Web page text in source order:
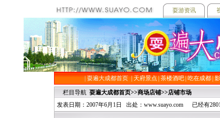
耍游资讯
耍遍大成都首页 | 天府景点 | 茶楼酒吧 | 吃在成都 |
栏目导航 耍遍大成都首页>>商场店铺>>店铺市场
发表日期：2007年6月1日 出处：www.suayo.com 已经有